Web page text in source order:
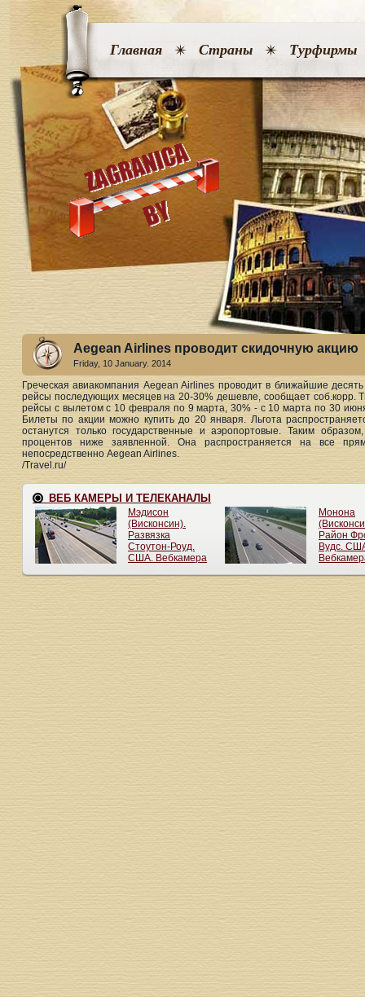
Главная Страны Турфирмы
Aegean Airlines проводит скидочную акцию
Friday, 10 January. 2014
Греческая авиакомпания Aegean Airlines проводит в ближайшие
рейсы последующих месяцев на 20-30% дешевле, сообщает соб.корр.
рейсы с вылетом с 10 февраля по 9 марта, 30% - с 10 марта по 30
Билеты по акции можно купить до 20 января. Льгота
останутся только государственные и аэропортовые. Таким
процентов ниже заявленной. Она распространяется на все
непосредственно Aegean Airlines.
/Travel.ru/